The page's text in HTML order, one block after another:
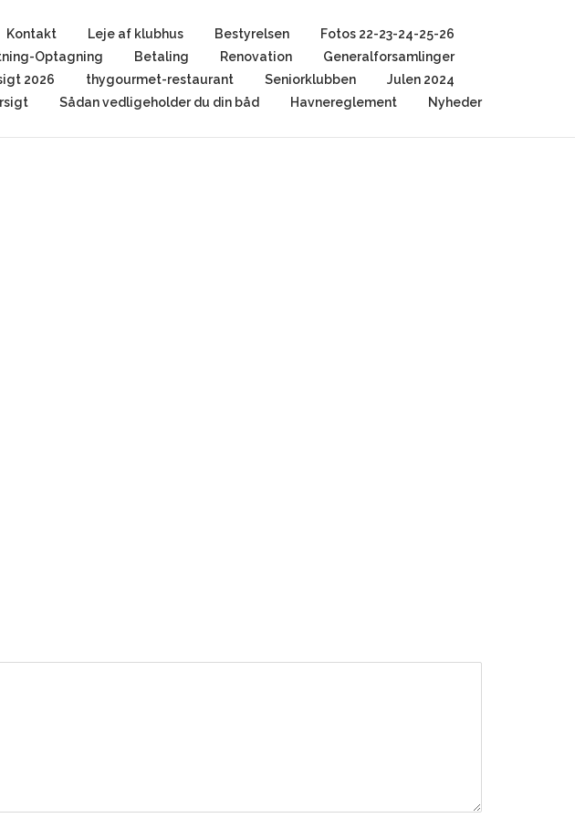
Kontakt Leje af klubhus Bestyrelsen
Fotos 22-23-24-25-26
Optagning Betaling Renovation
Generalforsamlinger
2026 thygourmet-restaurant Seniorklubben
Julen 2024
Sådan vedligeholder du din båd Havnereglement Nyheder